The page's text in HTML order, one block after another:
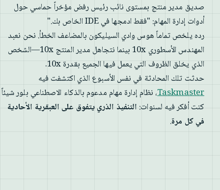
صديق مدير منتج بمستوى نائب رئيس رفض مؤخراً حماسي حول
أدوات إدارة المهام: "فقط ادمجها في IDE الخاص بك."
رده يلخص تماماً هوس وادي السيليكون بالمضاعف الخطأ. نحن نعبد
المهندس الأسطوري 10x بينما نتجاهل مدير المنتج 10x—الشخص
الذي يخلق الظروف التي يعمل فيها الجميع بقدرة 10x.
حدثت تلك المحادثة في نفس الأسبوع الذي اكتشفت فيه
Taskmaster، نظام إدارة مهام مدعوم بالذكاء الاصطناعي بلور شيئاً
كنت أفكر فيه لسنوات:التنفيذ الذري يتفوق على العبقرية الأحادية
في كل مرة.